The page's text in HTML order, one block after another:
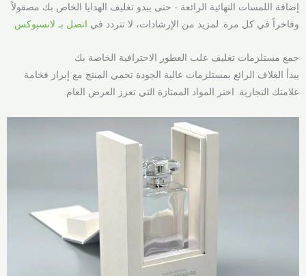
إضافة اللمسات النهائية الرائعة - حتى يبدو تغليف الهدايا الخاص بك مصقولاً
وفاخراً في كل مرة. لمزيد من الإرشادات، لا تتردد في اتصل بـ لانسبوكس
جمع مستلزمات تغليف علب العطور الاحترافية الخاصة بك
يبدأ الغلاف الرائع بمستلزمات عالية الجودة تحمي المنتج مع إبراز فخامة
علامتك التجارية. اختر المواد الممتازة التي تعزز العرض العام.